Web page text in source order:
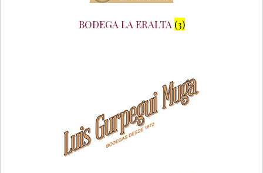
BODEGA LA ERALTA (3)